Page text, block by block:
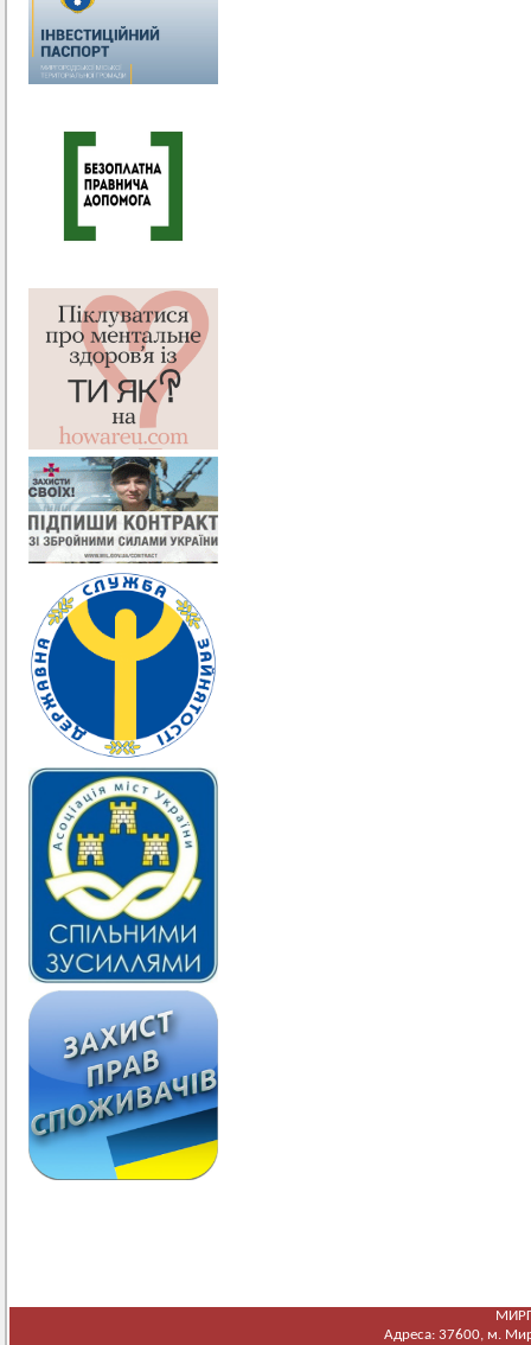
Адреса: 37600, м.